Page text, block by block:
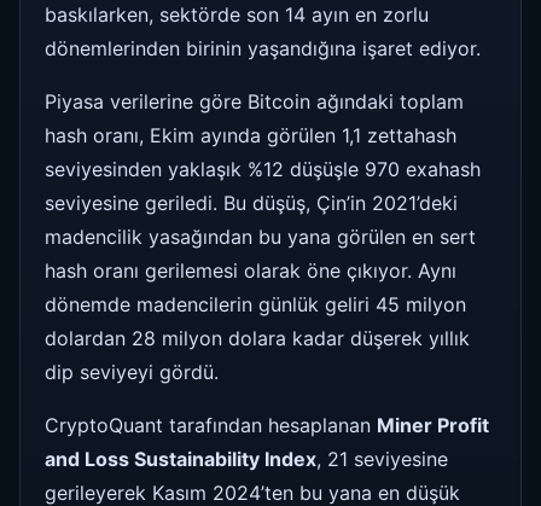
baskılarken, sektörde son 14 ayın en zorlu
dönemlerinden birinin yaşandığına işaret ediyor.
Piyasa verilerine göre Bitcoin ağındaki toplam
hash oranı, Ekim ayında görülen 1,1 zettahash
seviyesinden yaklaşık %12 düşüşle 970 exahash
seviyesine geriledi. Bu düşüş, Çin’in 2021’deki
madencilik yasağından bu yana görülen en sert
hash oranı gerilemesi olarak öne çıkıyor. Aynı
dönemde madencilerin günlük geliri 45 milyon
dolardan 28 milyon dolara kadar düşerek yıllık
dip seviyeyi gördü.
CryptoQuant tarafından hesaplanan Miner Profit
and Loss Sustainability Index, 21 seviyesine
gerileyerek Kasım 2024’ten bu yana en düşük